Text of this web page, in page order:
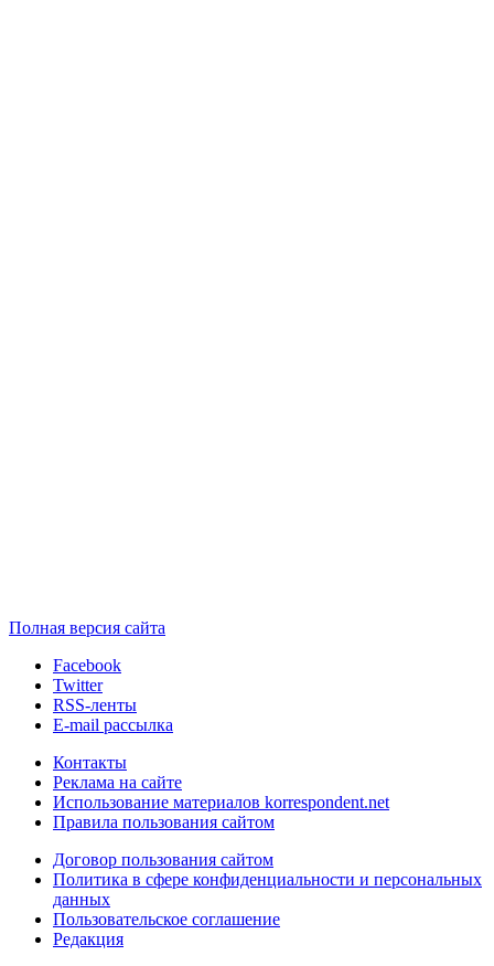
Полная версия сайта
Facebook
Twitter
RSS-ленты
E-mail рассылка
Контакты
Реклама на сайте
Использование материалов korrespondent.net
Правила пользования сайтом
Договор пользования сайтом
Политика в сфере конфиденциальности и персональных
данных
Пользовательское соглашение
Редакция